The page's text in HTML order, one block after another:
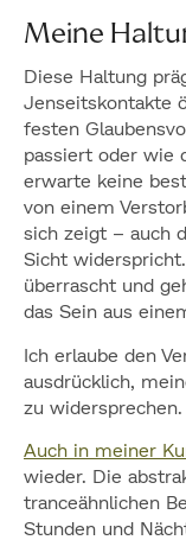
Meine
Diese Haltung
Jenseitskontakte
festen
passiert oder wie
erwarte keine
von einem
sich zeigt – auch
Sicht
überrascht und
das Sein aus
Ich erlaube den
ausdrücklich,
zu
Auch in meiner
wieder. Die
tranceähnlichen
Stunden und